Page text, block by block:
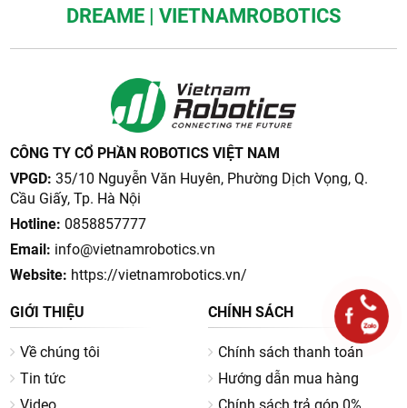
DREAME | VIETNAMROBOTICS
CÔNG TY CỔ PHẦN ROBOTICS VIỆT NAM
VPGD: 35/10 Nguyễn Văn Huyên, Phường Dịch Vọng, Q.
Cầu Giấy, Tp. Hà Nội
Hotline: 0858857777
Email: info@vietnamrobotics.vn
Website: https://vietnamrobotics.vn/
GIỚI THIỆU
Về chúng tôi
Tin tức
CHÍNH SÁCH
Chính sách thanh toán
Hướng dẫn mua hàng